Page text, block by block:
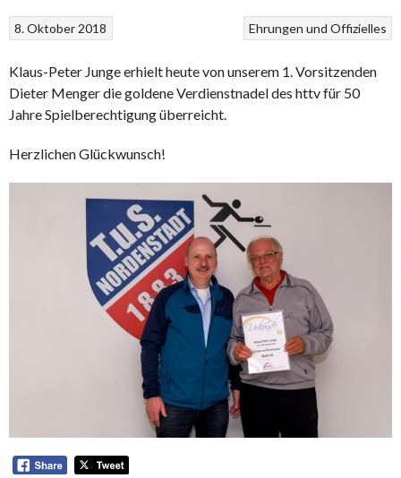
Ehrungen und Offizielles
8. Oktober 2018
Klaus-Peter Junge erhielt heute von unserem 1. Vorsitzenden
Dieter Menger die goldene Verdienstnadel des httv für 50
Jahre Spielberechtigung überreicht.
Herzlichen Glückwunsch!